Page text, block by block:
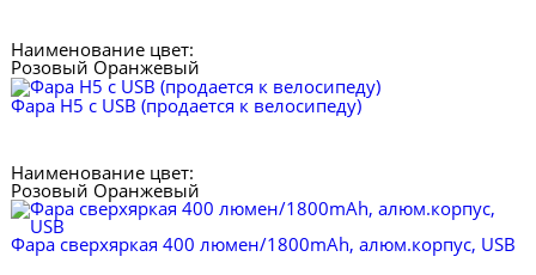
Наименование цвет:
Розовый Оранжевый
Фара H5 с USB (продается к велосипеду)
Наименование цвет:
Розовый Оранжевый
Фара сверхяркая 400 люмен/1800mAh, алюм.корпус, USB